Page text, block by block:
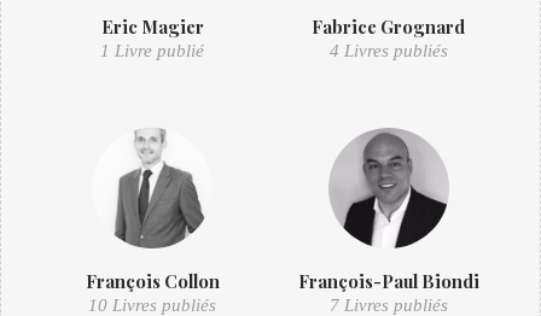
Eric Magier
1 Livre publié
Fabrice Grognard
4 Livres publiés
François Collon
10 Livres publiés
François-Paul Biondi
7 Livres publiés